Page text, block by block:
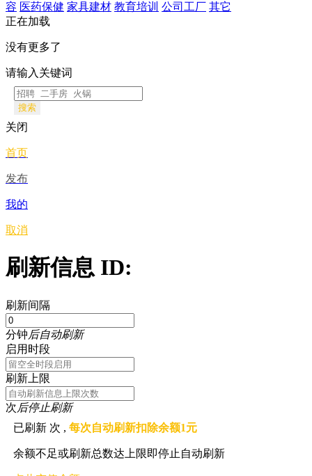
容 医药保健 家具建材 教育培训 公司工厂 其它
正在加载
没有更多了
请输入关键词
搜索
关闭
首页
发布
我的
取消
刷新信息 ID:
刷新间隔
分钟后自动刷新
启用时段
刷新上限
次后停止刷新
已刷新 次 ,每次自动刷新扣除余额1元
余额不足或刷新总数达上限即停止自动刷新